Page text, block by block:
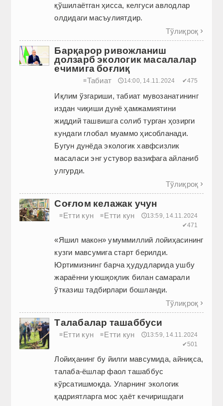
қўшилаётган ҳисса, келгуси авлодлар
олдидаги масъулиятдир.
Тўлиқроқ 
Барқарор ривожланиш
долзарб экологик масалалар
ечимига боғлиқ
≡Табиат 🕔14:00, 14.11.2024 ✔475
Иқлим ўзгариши, табиат мувозанатининг
издан чиқиши дунё ҳамжамиятини
жиддий ташвишга солиб турган ҳозирги
кундаги глобал муаммо ҳисобланади.
Бугун дунёда экологик хавфсизлик
масаласи энг устувор вазифага айланиб
улгурди.
Тўлиқроқ 
Соғлом келажак учун
≡Етти кун ≡Етти кун
🕔13:59, 14.11.2024
✔471
«Яшил макон» умуммиллий лойиҳасининг
кузги мавсумига старт берилди.
Юртимизнинг барча ҳудудларида ушбу
жараённи уюшқоқлик билан самарали
ўтказиш тадбирлари бошланди.
Тўлиқроқ 
Талабалар ташаббуси
≡Етти кун ≡Етти кун
🕔13:59, 14.11.2024
✔501
Лойиҳанинг бу йилги мавсумида, айниқса,
талаба-ёшлар фаол ташаббус
кўрсатишмоқда. Уларнинг экологик
қадриятларга мос ҳаёт кечиришдаги